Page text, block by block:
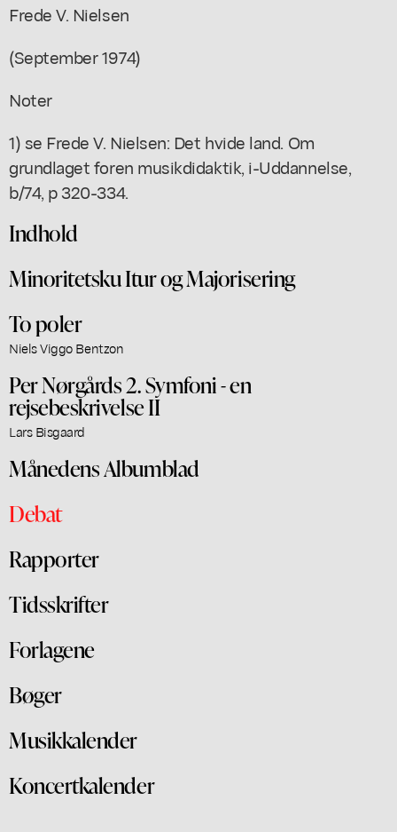
Frede V. Nielsen
(September 1974)
Noter
1) se Frede V. Nielsen: Det hvide land. Om
grundlaget foren musikdidaktik, i-Uddannelse,
b/74, p 320-334.
Indhold
Minoritetsku Itur og Majorisering
To poler
Niels Viggo Bentzon
Per Nørgårds 2. Symfoni - en
rejsebeskrivelse II
Lars Bisgaard
Månedens Albumblad
Debat
Rapporter
Tidsskrifter
Forlagene
Bøger
Musikkalender
Koncertkalender